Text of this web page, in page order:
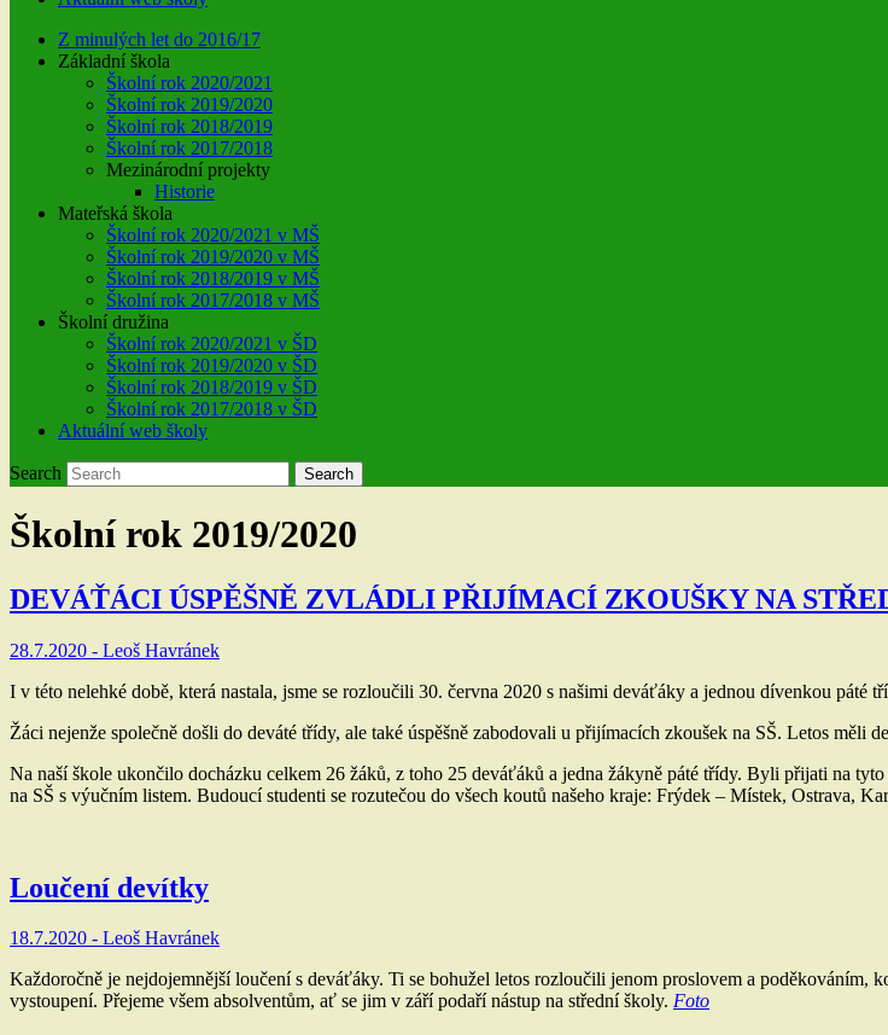
Z minulých let do 2016/17
Základní škola
Školní rok 2020/2021
Školní rok 2019/2020
Školní rok 2018/2019
Školní rok 2017/2018
Mezinárodní projekty
Historie
Mateřská škola
Školní rok 2020/2021 v MŠ
Školní rok 2019/2020 v MŠ
Školní rok 2018/2019 v MŠ
Školní rok 2017/2018 v MŠ
Školní družina
Školní rok 2020/2021 v ŠD
Školní rok 2019/2020 v ŠD
Školní rok 2018/2019 v ŠD
Školní rok 2017/2018 v ŠD
Aktuální web školy
Search Search
Školní rok 2019/2020
DEVÁŤÁCI ÚSPĚŠNĚ ZVLÁDLI PŘIJÍMACÍ ZKOUŠKY NA
28.7.2020 - Leoš Havránek
I v této nelehké době, která nastala, jsme se rozloučili 30. června 2020 s našimi deváťáky a jednou dívenkou páté
Žáci nejenže společně došli do deváté třídy, ale také úspěšně zabodovali u přijímacích zkoušek na SŠ. Letos
Na naší škole ukončilo docházku celkem 26 žáků, z toho 25 deváťáků a jedna žákyně páté třídy. Byli přijati na
na SŠ s výučním listem. Budoucí studenti se rozutečou do všech koutů našeho kraje: Frýdek – Místek, Ostrava,
Loučení devítky
18.7.2020 - Leoš Havránek
Každoročně je nejdojemnější loučení s deváťáky. Ti se bohužel letos rozloučili jenom proslovem a
vystoupení. Přejeme všem absolventům, ať se jim v září podaří nástup na střední školy. Foto